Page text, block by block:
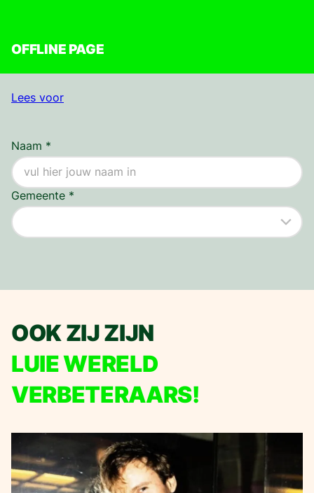
OFFLINE PAGE
Lees voor
Naam *
Gemeente *
OOK ZIJ ZIJN
LUIE WERELD
VERBETERAARS!